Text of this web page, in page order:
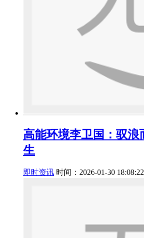
高能环境李卫国：驭浪
生
即时资讯 时间：2026-01-30 18:08:22